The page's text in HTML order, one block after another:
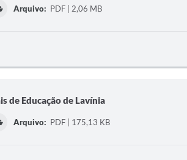
Arquivo: PDF | 2,06 MB
de Educação de Lavínia
Arquivo: PDF | 175,13 KB